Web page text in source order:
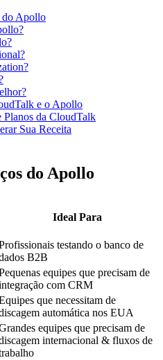
do Apollo
e o Apollo
Planos da CloudTalk
Sua Receita
do Apollo
Ideal Para
testando o banco de
B2B
equipes que precisam de
com CRM
que necessitam de
automática nos EUA
equipes que precisam de
internacional & fluxos de